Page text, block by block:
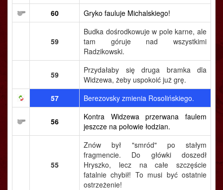
60
Gryko fauluje Michalskiego!
59
Budka dośrodkowuje w pole karne, ale
tam góruje nad wszystkimi
Radzikowski.
59
Przydałaby się druga bramka dla
Widzewa, żeby uspokoić już grę.
57
Berezovsky zmienia Rosolińskiego.
56
Kontra Widzewa przerwana faulem
jeszcze na połowie łodzian.
55
Znów był "smród" po stałym
fragmencie. Do główki doszedł
Hryszko, lecz na całe szczęście
fatalnie chybił! To musi być ostatnie
ostrzeżenie!